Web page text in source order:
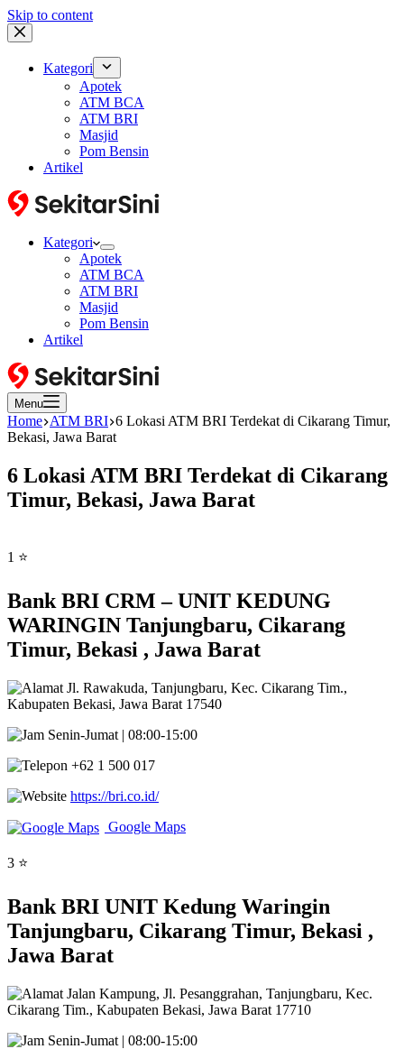
Skip to content
Kategori
Apotek
ATM BCA
ATM BRI
Masjid
Pom Bensin
Artikel
Kategori
Apotek
ATM BCA
ATM BRI
Masjid
Pom Bensin
Artikel
Menu
Home ATM BRI 6 Lokasi ATM BRI Terdekat di Cikarang Timur,
Bekasi, Jawa Barat
6 Lokasi ATM BRI Terdekat di Cikarang
Timur, Bekasi, Jawa Barat
1 ⭐
Bank BRI CRM – UNIT KEDUNG
WARINGIN Tanjungbaru, Cikarang
Timur, Bekasi , Jawa Barat
Jl. Rawakuda, Tanjungbaru, Kec. Cikarang Tim.,
Kabupaten Bekasi, Jawa Barat 17540
Senin-Jumat | 08:00-15:00
+62 1 500 017
https://bri.co.id/
Google Maps
3 ⭐
Bank BRI UNIT Kedung Waringin
Tanjungbaru, Cikarang Timur, Bekasi ,
Jawa Barat
Jalan Kampung, Jl. Pesanggrahan, Tanjungbaru, Kec.
Cikarang Tim., Kabupaten Bekasi, Jawa Barat 17710
Senin-Jumat | 08:00-15:00